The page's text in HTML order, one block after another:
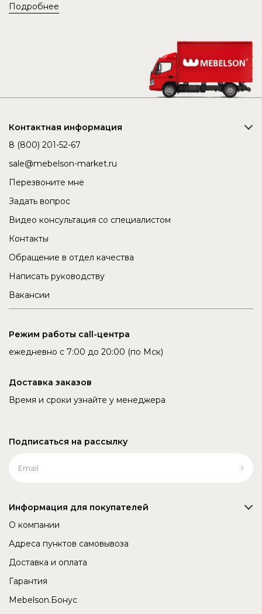
Подробнее
Контактная информация
8 (800) 201-52-67
sale@mebelson-market.ru
Перезвоните мне
Задать вопрос
Видео консультация со специалистом
Контакты
Обращение в отдел качества
Написать руководству
Вакансии
Режим работы call-центра
ежедневно с 7:00 до 20:00 (по Мск)
Доставка заказов
Время и сроки узнайте у менеджера
Подписаться на рассылку
Информация для покупателей
О компании
Адреса пунктов самовывоза
Доставка и оплата
Гарантия
Mebelson.Бонус